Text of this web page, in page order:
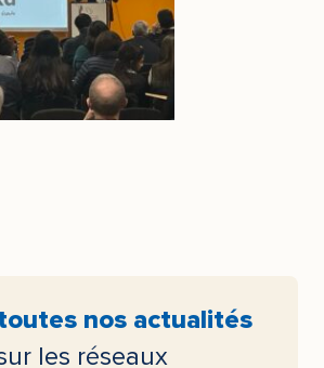
nos actualités
les réseaux